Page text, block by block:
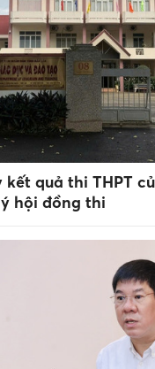
kết quả thi THPT
hội đồng thi